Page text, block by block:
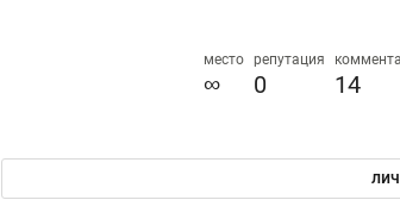
место
∞
репутация
0 14